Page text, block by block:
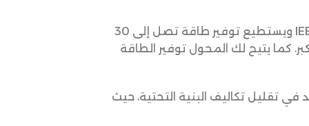
لتلبية احتياجات الطاقة بكفاءة عالية، حيث يتوافق مع معايير IEEE802.3af/at ويستطيع توفير طاقة تصل إلى 30
كما يتيح لك المحول توفير الطاقة
تقليل تكاليف البنية التحتية، حيث